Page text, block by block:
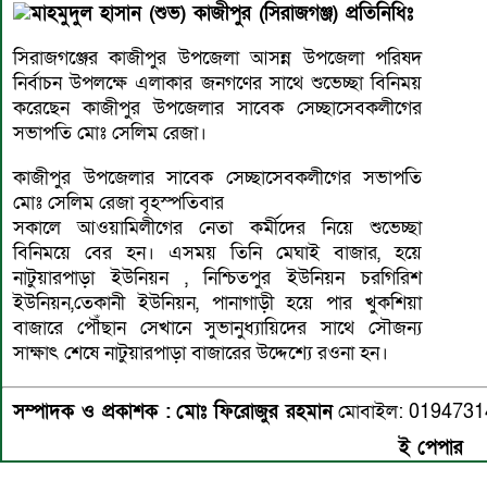
মাহমুদুল হাসান (শুভ) কাজীপুর (সিরাজগঞ্জ) প্রতিনিধিঃ
সিরাজগঞ্জের কাজীপুর উপজেলা আসন্ন উপজেলা পরিষদ
নির্বাচন উপলক্ষে এলাকার জনগণের সাথে শুভেচ্ছা বিনিময়
করেছেন কাজীপুর উপজেলার সাবেক সেচ্ছাসেবকলীগের
সভাপতি মোঃ সেলিম রেজা।
কাজীপুর উপজেলার সাবেক সেচ্ছাসেবকলীগের সভাপতি
মোঃ সেলিম রেজা বৃহস্পতিবার
সকালে আওয়ামিলীগের নেতা কর্মীদের নিয়ে শুভেচ্ছা
বিনিময়ে বের হন। এসময় তিনি মেঘাই বাজার, হয়ে
নাটুয়ারপাড়া ইউনিয়ন , নিশ্চিতপুর ইউনিয়ন চরগিরিশ
ইউনিয়ন,তেকানী ইউনিয়ন, পানাগাড়ী হয়ে পার খুকশিয়া
বাজারে পৌঁছান সেখানে সুভানুধ্যায়িদের সাথে সৌজন্য
সাক্ষাৎ শেষে নাটুয়ারপাড়া বাজারের উদ্দেশ্যে রওনা হন।
সম্পাদক ও প্রকাশক : মোঃ ফিরোজুর রহমানমোবাইল:
ই পেপার